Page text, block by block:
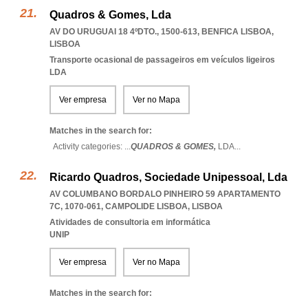
Quadros & Gomes, Lda
AV DO URUGUAI 18 4ºDTO., 1500-613, BENFICA LISBOA,
LISBOA
Transporte ocasional de passageiros em veículos ligeiros
LDA
Ver empresa Ver no Mapa
Matches in the search for:
Activity categories: ...QUADROS & GOMES, LDA...
Ricardo Quadros, Sociedade Unipessoal, Lda
AV COLUMBANO BORDALO PINHEIRO 59 APARTAMENTO
7C, 1070-061, CAMPOLIDE LISBOA, LISBOA
Atividades de consultoria em informática
UNIP
Ver empresa Ver no Mapa
Matches in the search for: